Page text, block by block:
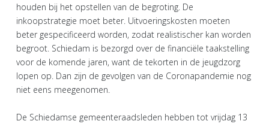
houden bij het opstellen van de begroting. De
inkoopstrategie moet beter. Uitvoeringskosten moeten
beter gespecificeerd worden, zodat realistischer kan worden
begroot. Schiedam is bezorgd over de financiële taakstelling
voor de komende jaren, want de tekorten in de jeugdzorg
lopen op. Dan zijn de gevolgen van de Coronapandemie nog
niet eens meegenomen.
De Schiedamse gemeenteraadsleden hebben tot vrijdag 13